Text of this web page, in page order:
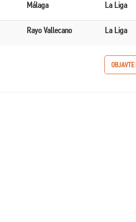
Málaga La Liga
Rayo Vallecano La Liga
OBJAVTE